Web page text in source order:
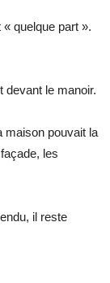
« quelque part ».
devant le manoir.
maison pouvait la
les
il reste